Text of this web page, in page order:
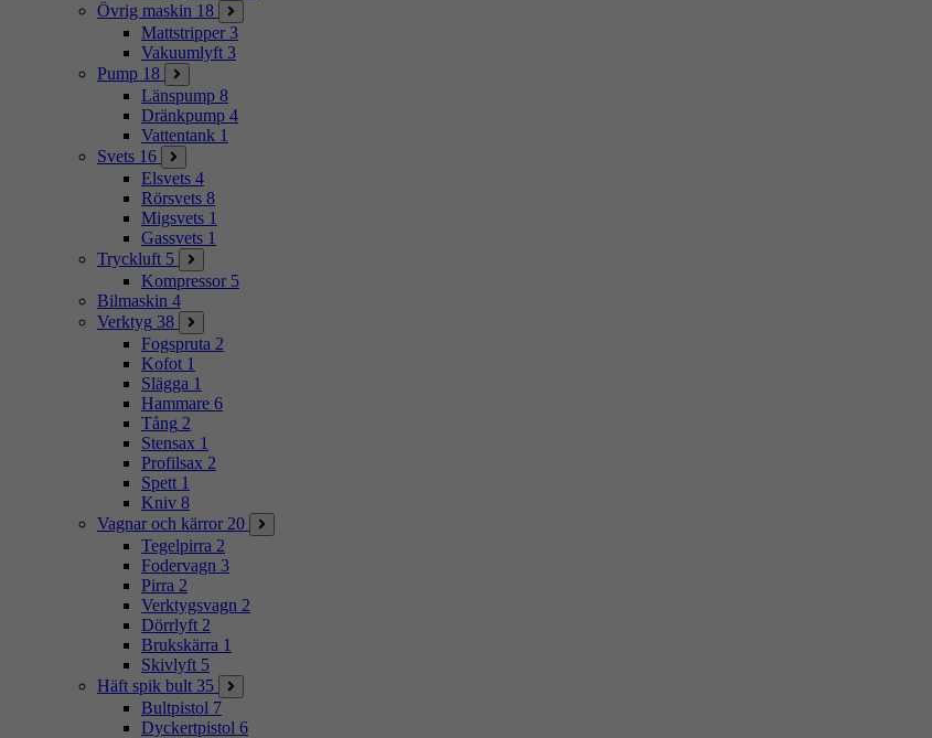
Övrig maskin 18
Mattstripper 3
Vakuumlyft 3
Pump 18
Länspump 8
Dränkpump 4
Vattentank 1
Svets 16
Elsvets 4
Rörsvets 8
Migsvets 1
Gassvets 1
Tryckluft 5
Kompressor 5
Bilmaskin 4
Verktyg 38
Fogspruta 2
Kofot 1
Slägga 1
Hammare 6
Tång 2
Stensax 1
Profilsax 2
Spett 1
Kniv 8
Vagnar och kärror 20
Tegelpirra 2
Fodervagn 3
Pirra 2
Verktygsvagn 2
Dörrlyft 2
Brukskärra 1
Skivlyft 5
Häft spik bult 35
Bultpistol 7
Dyckertpistol 6